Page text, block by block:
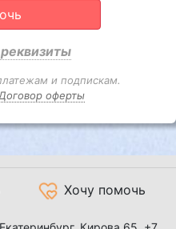
и подпискам.
Договор оферты
Хочу помочь